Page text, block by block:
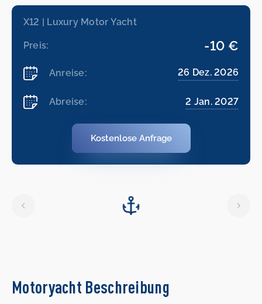
X12 | Luxury Motor Yacht
Preis: -10 €
Anreise: 26 Dez. 2026
Abreise: 2 Jan. 2027
Kostenlose Anfrage
-
Motoryacht Beschreibung